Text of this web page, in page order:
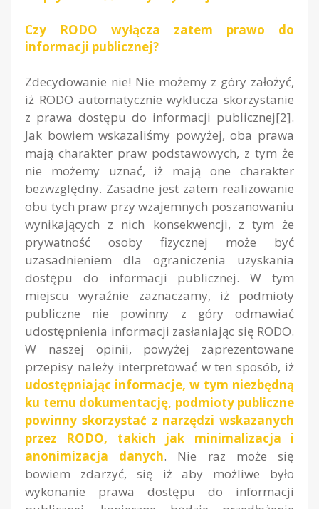
Czy RODO wyłącza zatem prawo do
informacji publicznej?
Zdecydowanie nie! Nie możemy z góry założyć,
iż RODO automatycznie wyklucza skorzystanie
z prawa dostępu do informacji publicznej[2].
Jak bowiem wskazaliśmy powyżej, oba prawa
mają charakter praw podstawowych, z tym że
nie możemy uznać, iż mają one charakter
bezwzględny. Zasadne jest zatem realizowanie
obu tych praw przy wzajemnych poszanowaniu
wynikających z nich konsekwencji, z tym że
prywatność osoby fizycznej może być
uzasadnieniem dla ograniczenia uzyskania
dostępu do informacji publicznej. W tym
miejscu wyraźnie zaznaczamy, iż podmioty
publiczne nie powinny z góry odmawiać
udostępnienia informacji zasłaniając się RODO.
W naszej opinii, powyżej zaprezentowane
przepisy należy interpretować w ten sposób, iż
udostępniając informacje, w tym niezbędną
ku temu dokumentację, podmioty publiczne
powinny skorzystać z narzędzi wskazanych
przez RODO, takich jak minimalizacja i
anonimizacja danych. Nie raz może się
bowiem zdarzyć, się iż aby możliwe było
wykonanie prawa dostępu do informacji